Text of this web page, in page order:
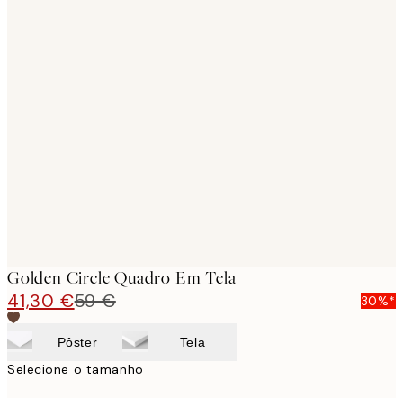
Golden Circle Quadro Em Tela
41,30 €59 € 30%*
Pôster Tela
Selecione o tamanho